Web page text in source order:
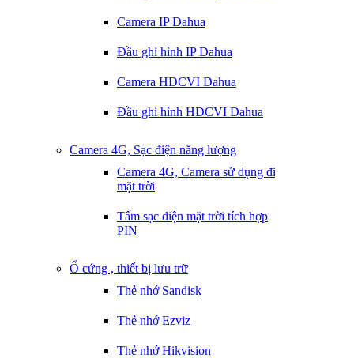
Camera IP Dahua
Đầu ghi hình IP Dahua
Camera HDCVI Dahua
Đầu ghi hình HDCVI Dahua
Camera 4G, Sạc điện năng lượng
Camera 4G, Camera sử dụng điện
mặt trời
Tấm sạc điện mặt trời tích hợp
PIN
Ổ cứng , thiết bị lưu trữ
Thẻ nhớ Sandisk
Thẻ nhớ Ezviz
Thẻ nhớ Hikvision